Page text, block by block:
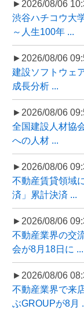
►2026/08/06
渋谷ハチコウ大
～人生100年 ...
►2026/08/06
建設ソフトウェ
成長分析 ...
►2026/08/06
全国建設人材協
への人材 ...
►2026/08/06
不動産賃貸領域
済」累計決済 ...
►2026/08/06
不動産業界の交
会が8月18日に ...
►2026/08/06
不動産業界で来
ぶGROUPが8月